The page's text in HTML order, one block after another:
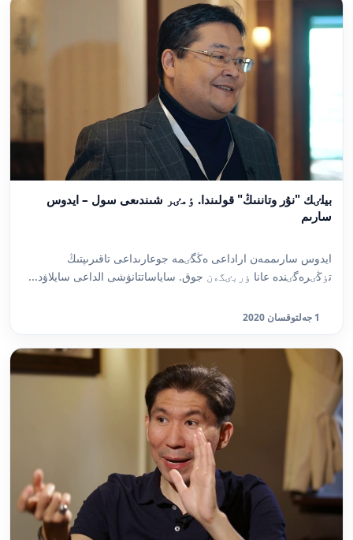
بيلٸك "نۇر وتاننىڭ" قولىندا. ٶمٸر شىندىعى سول – ايدوس
سارىم
ايدوس سارىممەن اراداعى ەڭگٸمە جوعارىداعى تاقىرىپتىڭ
تٶڭٸرەگٸندە عانا ٶربٸگەن جوق. ساياساتتانۋشى الداعى سايلاۋد...
1 جەلتوقسان 2020